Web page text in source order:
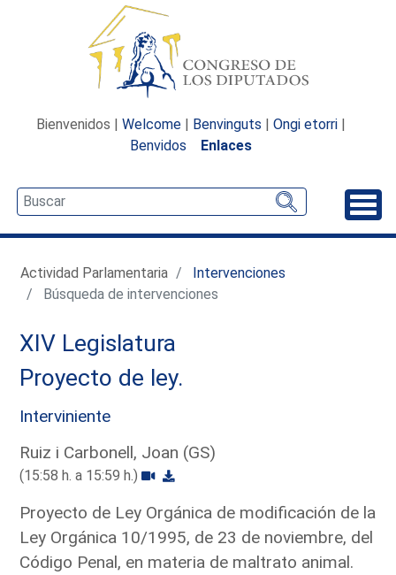
Bienvenidos | Welcome | Benvinguts | Ongi etorri |
Benvidos
Enlaces
Actividad Parlamentaria
Intervenciones
Búsqueda de intervenciones
XIV Legislatura
Proyecto de ley.
Interviniente
Ruiz i Carbonell, Joan (GS)
(15:58 h. a 15:59 h.)
Proyecto de Ley Orgánica de modificación de la
Ley Orgánica 10/1995, de 23 de noviembre, del
Código Penal, en materia de maltrato animal.